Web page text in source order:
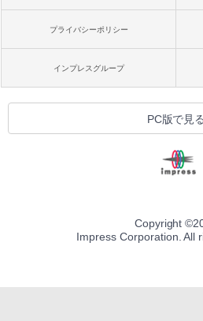
プライバシーポリシー
インプレスグループ
PC版で見る
Copyright ©
Impress Corporation. All